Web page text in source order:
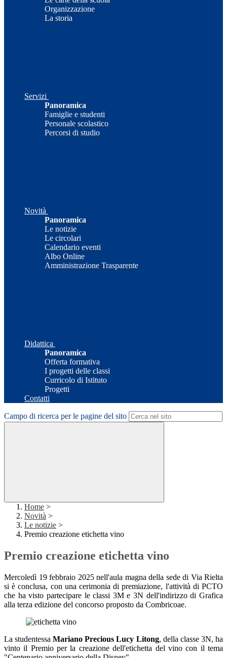
Organizzazione
La storia
Servizi
Panoramica
Famiglie e studenti
Personale scolastico
Percorsi di studio
Novità
Panoramica
Le notizie
Le circolari
Calendario eventi
Albo Online
Amministrazione Trasparente
Didattica
Panoramica
Offerta formativa
I progetti delle classi
Curricolo di Istituto
Progetti
Contatti
Campo di ricerca per le pagine del sito
Home >
Novità >
Le notizie >
Premio creazione etichetta vino
Premio creazione etichetta vino
Mercoledì 19 febbraio 2025 nell'aula magna della sede di Via Rielta
si è conclusa, con una cerimonia di premiazione, l'attività di PCTO
che ha visto partecipare le classi 3M e 3N dell'indirizzo di Grafica
alla terza edizione del concorso proposto da Combricoae.
La studentessaMariano Precious Lucy Litong, della classe 3N, ha
vinto il Premio per la creazione dell'etichetta del vino con il tema